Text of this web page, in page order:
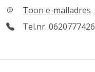
Toon e-mailadres
Tel.nr. 0620777426